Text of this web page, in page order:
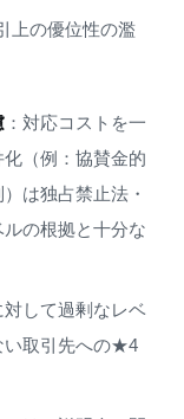
上の優位性の濫
：対応コストを一
（例：協賛金的
は独占禁止法・
の根拠と十分な
対して過剰なレベ
い取引先への★4